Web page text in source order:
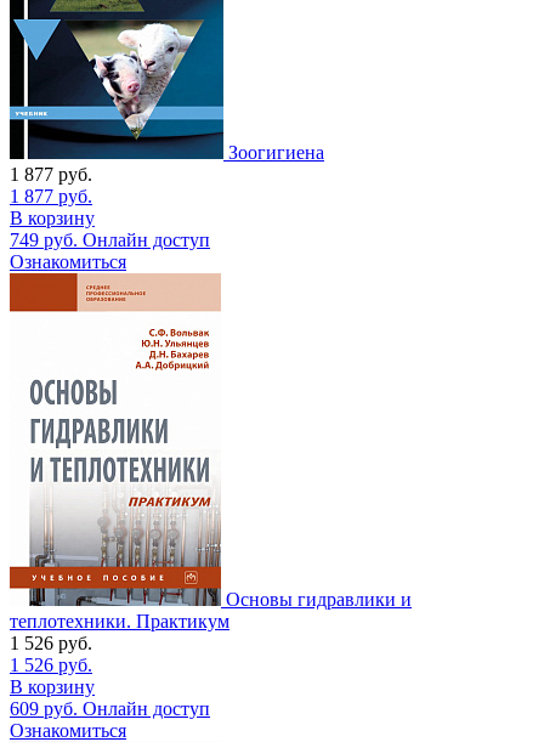
Зоогигиена
1 877 руб.
1 877 руб.
В корзину
749 руб. Онлайн доступ
Ознакомиться
Основы гидравлики и
теплотехники. Практикум
1 526 руб.
1 526 руб.
В корзину
609 руб. Онлайн доступ
Ознакомиться